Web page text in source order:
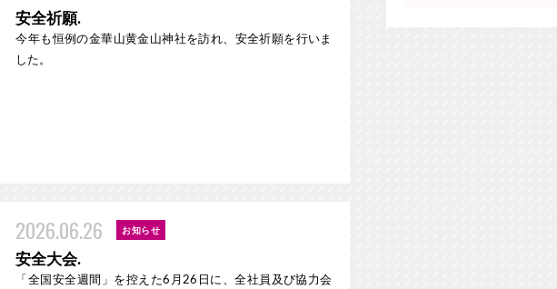
安全祈願.
今年も恒例の金華山黄金山神社を訪れ、安全祈願を行いま
した。
2026.06.26 お知らせ
安全大会.
「全国安全週間」を控えた6月26日に、全社員及び協力会